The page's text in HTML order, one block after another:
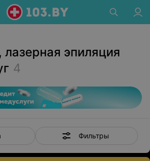
эпиляция
4
Фильтры